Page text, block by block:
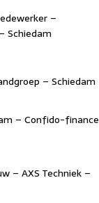
–
Schiedam
– Schiedam
– Confido-finance
– AXS Techniek –